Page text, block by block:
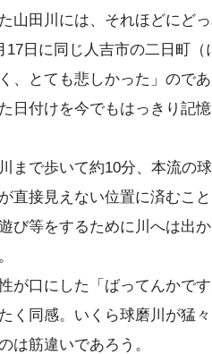
山田川には、それほどにど
日に同じ人吉市の二日町（
、とても悲しかった」ので
日付けを今でもはっきり記
で歩いて約10分、本流の
直接見えない位置に済むこ
び等をするために川へは出
が口にした「ばってんかで
く同感。いくら球磨川が猛
は筋違いであろう。